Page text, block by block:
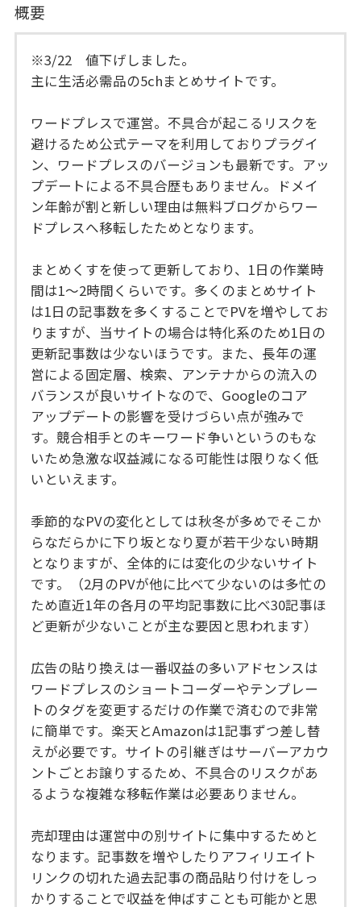
概要
※3/22 値下げしました。
主に生活必需品の5chまとめサイトです。
ワードプレスで運営。不具合が起こるリスクを
避けるため公式テーマを利用しておりプラグイ
ン、ワードプレスのバージョンも最新です。アッ
プデートによる不具合歴もありません。ドメイ
ン年齢が割と新しい理由は無料ブログからワー
ドプレスへ移転したためとなります。
まとめくすを使って更新しており、1日の作業時
間は1～2時間くらいです。多くのまとめサイト
は1日の記事数を多くすることでPVを増やしてお
りますが、当サイトの場合は特化系のため1日の
更新記事数は少ないほうです。また、長年の運
営による固定層、検索、アンテナからの流入の
バランスが良いサイトなので、Googleのコア
アップデートの影響を受けづらい点が強みで
す。競合相手とのキーワード争いというのもな
いため急激な収益減になる可能性は限りなく低
いといえます。
季節的なPVの変化としては秋冬が多めでそこか
らなだらかに下り坂となり夏が若干少ない時期
となりますが、全体的には変化の少ないサイト
です。（2月のPVが他に比べて少ないのは多忙の
ため直近1年の各月の平均記事数に比べ30記事ほ
ど更新が少ないことが主な要因と思われます）
広告の貼り換えは一番収益の多いアドセンスは
ワードプレスのショートコーダーやテンプレー
トのタグを変更するだけの作業で済むので非常
に簡単です。楽天とAmazonは1記事ずつ差し替
えが必要です。サイトの引継ぎはサーバーアカウ
ントごとお譲りするため、不具合のリスクがあ
るような複雑な移転作業は必要ありません。
売却理由は運営中の別サイトに集中するためと
なります。記事数を増やしたりアフィリエイト
リンクの切れた過去記事の商品貼り付けをしっ
かりすることで収益を伸ばすことも可能かと思